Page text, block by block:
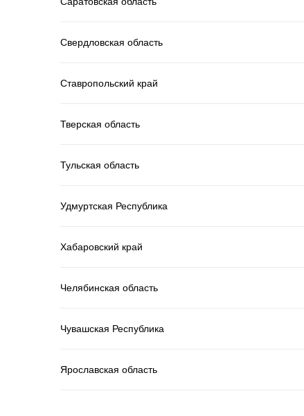
Свердловская область
Ставропольский край
Тверская область
Тульская область
Удмуртская Республика
Хабаровский край
Челябинская область
Чувашская Республика
Ярославская область